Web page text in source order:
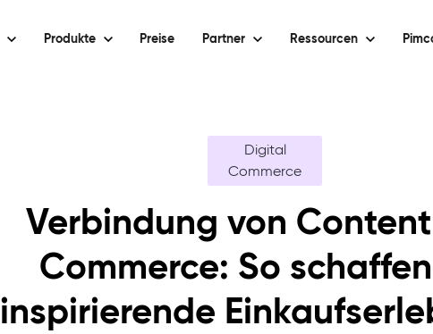
Produkte Preise Partner Ressourcen
Digital
Commerce
Verbindung von
Commerce: So
inspirierende